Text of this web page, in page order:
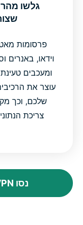
גלשו
פרסומות
וידאו, באנרים
עוצר את
שלכם, וכך
צריכת
נסו VPN עם חוסם פרסומות